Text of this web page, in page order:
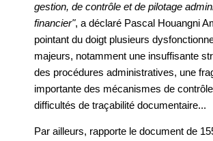
gestion, de contrôle et de pilotage
financier", a déclaré Pascal Houangni
pointant du doigt plusieurs
majeurs, notamment une insuffisante
des procédures administratives, une
importante des mécanismes de
difficultés de traçabilité documentaire...
Par ailleurs, rapporte le document de